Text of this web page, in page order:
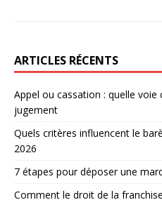
ARTICLES RÉCENTS
Appel ou cassation : quelle
jugement
Quels critères influencent le
2026
7 étapes pour déposer une
Comment le droit de la